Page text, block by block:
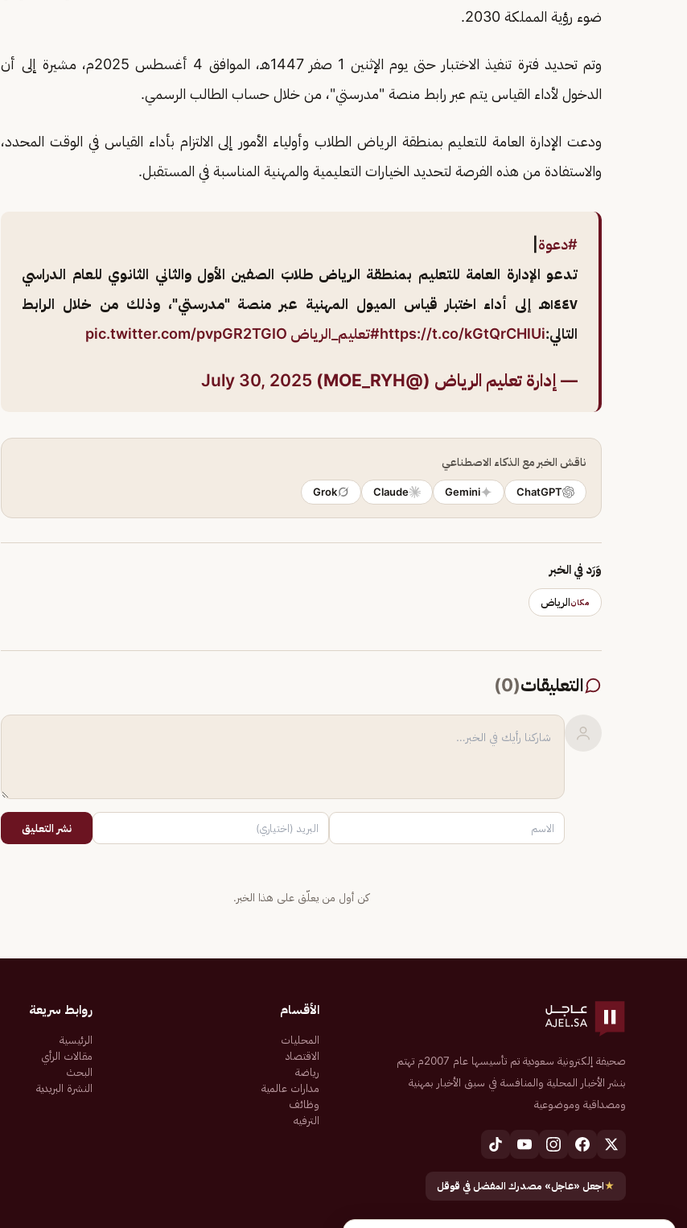
ضوء رؤية المملكة 2030.
وتم تحديد فترة تنفيذ الاختبار حتى يوم الإثنين 1 صفر 1447هـ، الموافق 4 أغسطس 2025م، مشيرة إلى أن
الدخول لأداء القياس يتم عبر رابط منصة "مدرستي"، من خلال حساب الطالب الرسمي.
ودعت الإدارة العامة للتعليم بمنطقة الرياض الطلاب وأولياء الأمور إلى الالتزام بأداء القياس في الوقت المحدد،
والاستفادة من هذه الفرصة لتحديد الخيارات التعليمية والمهنية المناسبة في المستقبل.
#دعوة
تدعو الإدارة العامة للتعليم بمنطقة الرياض طلابَ الصفين الأول والثاني الثانوي للعام الدراسي
١٤٤٧هـ إلى أداء اختبار قياس الميول المهنية عبر منصة "مدرستي"، وذلك من خلال الرابط
التالي:https://t.co/kGtQrCHlUi#تعليم_الرياض pic.twitter.com/pvpGR2TGIO
— إدارة تعليم الرياض (@MOE_RYH) July 30, 2025
ناقش الخبر مع الذكاء الاصطناعي
ChatGPT
Gemini
Claude
Grok
وَرَد في الخبر
مكانالرياض
التعليقات(
0
)
نشر التعليق
كن أول من يعلّق على هذا الخبر.
صحيفة إلكترونية سعودية تم تأسيسها عام 2007م تهتم
بنشر الأخبار المحلية والمنافسة في سبق الأخبار بمهنية
ومصداقية وموضوعية
★اجعل «عاجل» مصدرك المفضل في قوقل
الأقسام
المحليات
الاقتصاد
رياضة
مدارات عالمية
وظائف
الترفيه
روابط سريعة
الرئيسية
مقالات الرأي
البحث
النشرة البريدية